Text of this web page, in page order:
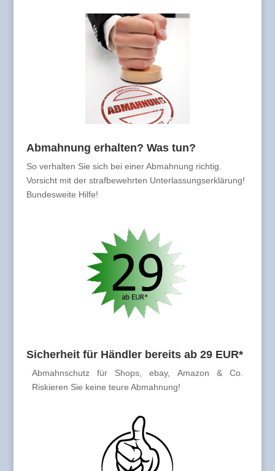
Abmahnung erhalten? Was tun?
So verhalten Sie sich bei einer Abmahnung richtig.
Vorsicht mit der strafbewehrten Unterlassungserklärung!
Bundesweite Hilfe!
Sicherheit für Händler bereits ab 29 EUR*
Abmahnschutz für Shops, ebay, Amazon & Co.
Riskieren Sie keine teure Abmahnung!